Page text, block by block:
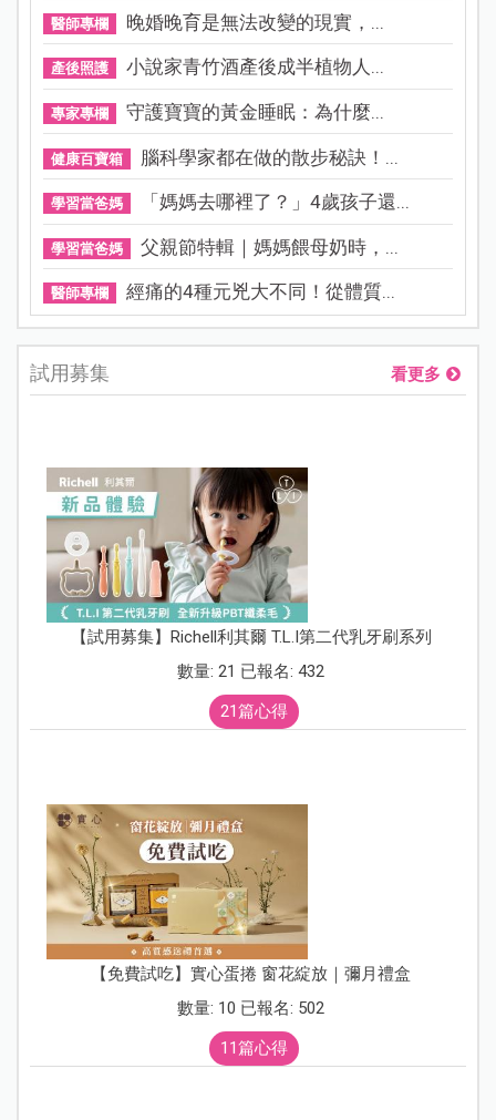
醫師專欄 晚婚晚育是無法改變的現實，...
產後照護 小說家青竹酒產後成半植物人...
專家專欄 守護寶寶的黃金睡眠：為什麼...
健康百寶箱 腦科學家都在做的散步秘訣！...
學習當爸媽 「媽媽去哪裡了？」4歲孩子還...
學習當爸媽 父親節特輯｜媽媽餵母奶時，...
醫師專欄 經痛的4種元兇大不同！從體質...
試用募集 看更多
【試用募集】Richell利其爾 T.L.I第二代乳牙刷系列
數量: 21 已報名: 432
21篇心得
【免費試吃】實心蛋捲 窗花綻放｜彌月禮盒
數量: 10 已報名: 502
11篇心得